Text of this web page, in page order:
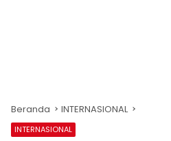
Beranda INTERNASIONAL
INTERNASIONAL